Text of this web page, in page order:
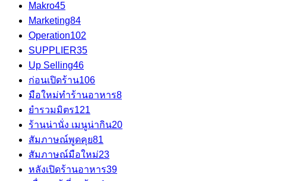
Makro45
Marketing84
Operation102
SUPPLIER35
Up Selling46
ก่อนเปิดร้าน106
มือใหม่ทำร้านอาหาร8
ยำรวมมิตร121
ร้านน่านั่ง เมนูน่ากิน20
สัมภาษณ์พูดคุย81
สัมภาษณ์มือใหม่23
หลังเปิดร้านอาหาร39